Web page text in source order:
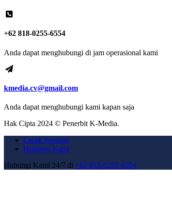
+62 818-0255-6554
Anda dapat menghubungi di jam operasional kami
kmedia.cv@gmail.com
Anda dapat menghubungi kami kapan saja
Hak Cipta 2024 © Penerbit K-Media.
Lacak Pesanan
Hubungi Kami
Hubungi Kami 24/7 di +62 818-0255-6554